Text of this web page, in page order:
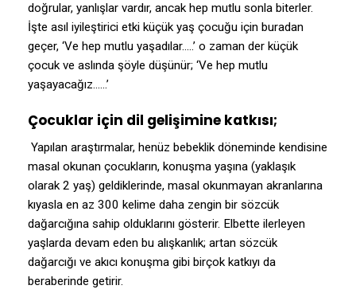
doğrular, yanlışlar vardır, ancak hep mutlu sonla biterler.
İşte asıl iyileştirici etki küçük yaş çocuğu için buradan
geçer, ‘Ve hep mutlu yaşadılar…..’ o zaman der küçük
çocuk ve aslında şöyle düşünür; ‘Ve hep mutlu
yaşayacağız……’
Çocuklar için dil gelişimine katkısı;
Yapılan araştırmalar, henüz bebeklik döneminde kendisine
masal okunan çocukların, konuşma yaşına (yaklaşık
olarak 2 yaş) geldiklerinde, masal okunmayan akranlarına
kıyasla en az 300 kelime daha zengin bir sözcük
dağarcığına sahip olduklarını gösterir. Elbette ilerleyen
yaşlarda devam eden bu alışkanlık; artan sözcük
dağarcığı ve akıcı konuşma gibi birçok katkıyı da
beraberinde getirir.